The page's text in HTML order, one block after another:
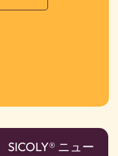
SICOLY® ニュー